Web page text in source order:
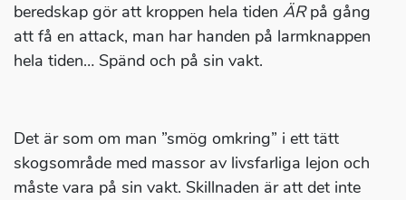
beredskap gör att kroppen hela tiden ÄRpå gång
att få en attack, man har handen på larmknappen
hela tiden… Spänd och på sin vakt.
Det är som om man ”smög omkring” i ett tätt
skogsområde med massor av livsfarliga lejon och
måste vara på sin vakt. Skillnaden är att det inte